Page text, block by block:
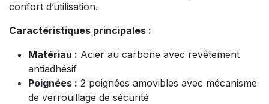
confort d’utilisation.
Caractéristiques principales :
Matériau : Acier au carbone avec revêtement
antiadhésif
Poignées : 2 poignées amovibles avec mécanisme
de verrouillage de sécurité